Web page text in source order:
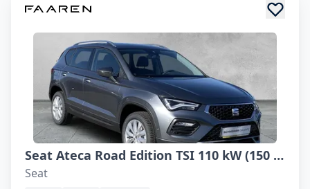
Seat Ateca Road Edition TSI 110 kW (150 PS) 7-Gang DSG ACC, Virtual Cockpit, schwenkbarer AHK, Winterpaket, Rückfahrkamera , Assistenzsystemen
Seat